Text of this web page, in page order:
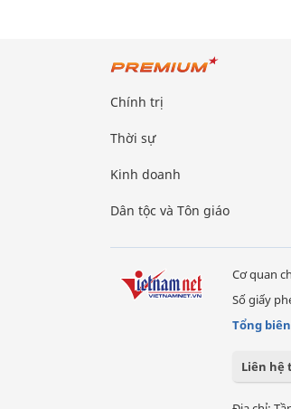
Chính trị
Thời sự
Kinh doanh
Dân tộc và Tôn giáo
Cơ quan
Số giấy
Tổng
Liên hệ